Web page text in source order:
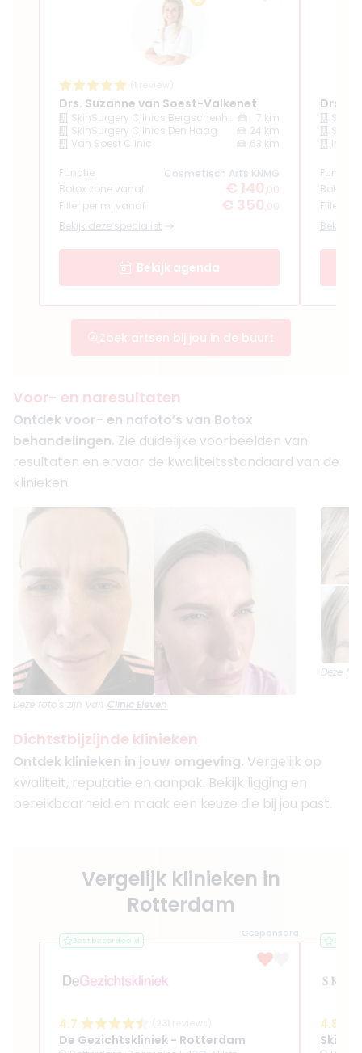
Meer informatie of maak een afspraak
10. Liquid Beauty Kralingen
Opgericht in 2011
Aantal behandelaren3
Meer informatie of maak een afspraak
Drs. Suzanne van Soest-Valkenet
7 km
SkinSurgery Clinics Den Haag
24 km
Van Soest Clinic
63 km
Functie
Cosmetisch Arts KNMG
Botox zone vanaf
€ 140 ,00
Filler per ml vanaf
€ 350 ,00
Bekijk deze specialist
Bekijk agenda
Drs.
Functie
Botox
Filler
Bekijk
Zoek artsen bij jou in de buurt
Voor- en naresultaten
Ontdek voor- en nafoto’s van Botox
behandelingen. Zie duidelijke voorbeelden van
resultaten en ervaar de kwaliteitsstandaard van de
klinieken.
Deze foto's zijn van Clinic Eleven
Deze
Dichtstbijzijnde klinieken
Ontdek klinieken in jouw omgeving. Vergelijk op
kwaliteit, reputatie en aanpak. Bekijk ligging en
bereikbaarheid en maak een keuze die bij jou past.
Vergelijk klinieken in
Rotterdam
Gesponsord
Best beoordeeld
4.7
De Gezichtskliniek - Rotterdam
Best
4.8